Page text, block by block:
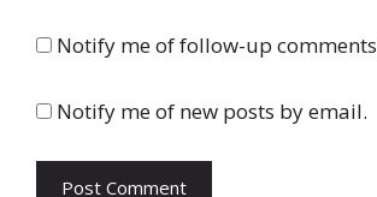
Notify me of follow-up
Notify me of new posts by email.